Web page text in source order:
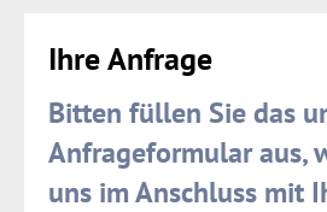
Ihre Anfrage
Bitten füllen Sie das
Anfrageformular aus,
uns im Anschluss mit